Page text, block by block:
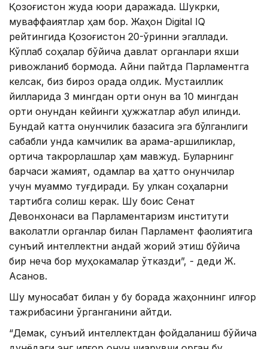
Қозоғистон жуда юқори даражада. Шукрки,
муваффақиятлар ҳам бор. Жаҳон Digital IQ
рейтингида Қозоғистон 20-ўринни эгаллади.
Кўплаб соҳалар бўйича давлат органлари яхши
ривожланиб бормоқда. Айни пайтда Парламентга
келсак, биз бироз орқада қолдик. Мустақиллик
йилларида 3 мингдан ортиқ қонун ва 10 мингдан
ортиқ қонундан кейинги ҳужжатлар қабул қилинди.
Бундай катта қонунчилик базасига эга бўлганлиги
сабабли унда камчилик ва қарама-қаршиликлар,
ортиқча такрорлашлар ҳам мавжуд. Буларнинг
барчаси жамият, одамлар ва ҳатто қонунчилар
учун муаммо туғдиради. Бу улкан соҳаларни
тартибга солиш керак. Шу боис Сенат
Девонхонаси ва Парламентаризм институти
ваколатли органлар билан Парламент фаолиятига
сунъий интеллектни қандай жорий этиш бўйича
бир неча бор муҳокамалар ўтказди”, - деди Ж.
Асанов.
Шу муносабат билан у бу борада жаҳоннинг илғор
тажрибасини ўрганганини айтди.
“Демак, сунъий интеллектдан фойдаланиш бўйича